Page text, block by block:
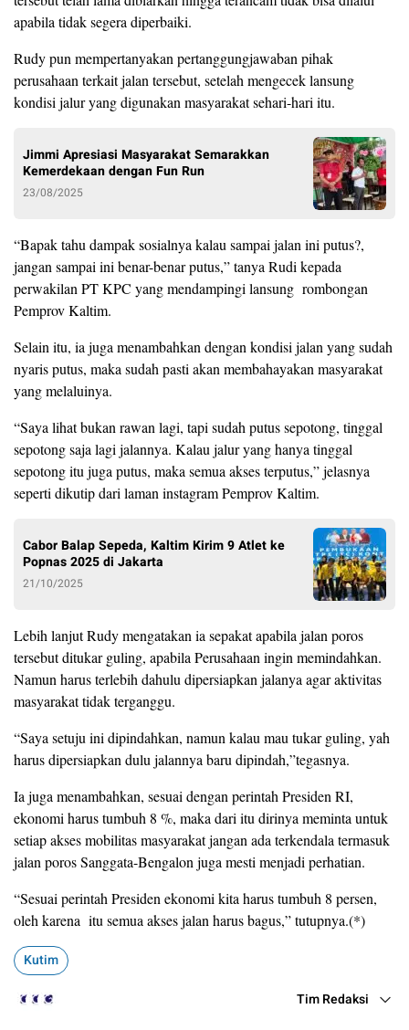
apabila tidak segera diperbaiki.
Rudy pun mempertanyakan pertanggungjawaban pihak
perusahaan terkait jalan tersebut, setelah mengecek lansung
kondisi jalur yang digunakan masyarakat sehari-hari itu.
Jimmi Apresiasi Masyarakat Semarakkan
Kemerdekaan dengan Fun Run
23/08/2025
“Bapak tahu dampak sosialnya kalau sampai jalan ini putus?,
jangan sampai ini benar-benar putus,” tanya Rudi kepada
perwakilan PT KPC yang mendampingi lansung rombongan
Pemprov Kaltim.
Selain itu, ia juga menambahkan dengan kondisi jalan yang sudah
nyaris putus, maka sudah pasti akan membahayakan masyarakat
yang melaluinya.
“Saya lihat bukan rawan lagi, tapi sudah putus sepotong, tinggal
sepotong saja lagi jalannya. Kalau jalur yang hanya tinggal
sepotong itu juga putus, maka semua akses terputus,” jelasnya
seperti dikutip dari laman instagram Pemprov Kaltim.
Cabor Balap Sepeda, Kaltim Kirim 9 Atlet ke
Popnas 2025 di Jakarta
21/10/2025
Lebih lanjut Rudy mengatakan ia sepakat apabila jalan poros
tersebut ditukar guling, apabila Perusahaan ingin memindahkan.
Namun harus terlebih dahulu dipersiapkan jalanya agar aktivitas
masyarakat tidak terganggu.
“Saya setuju ini dipindahkan, namun kalau mau tukar guling, yah
harus dipersiapkan dulu jalannya baru dipindah,”tegasnya.
Ia juga menambahkan, sesuai dengan perintah Presiden RI,
ekonomi harus tumbuh 8 %, maka dari itu dirinya meminta untuk
setiap akses mobilitas masyarakat jangan ada terkendala termasuk
jalan poros Sanggata-Bengalon juga mesti menjadi perhatian.
“Sesuai perintah Presiden ekonomi kita harus tumbuh 8 persen,
oleh karena itu semua akses jalan harus bagus,” tutupnya.(*)
Kutim
Tim Redaksi